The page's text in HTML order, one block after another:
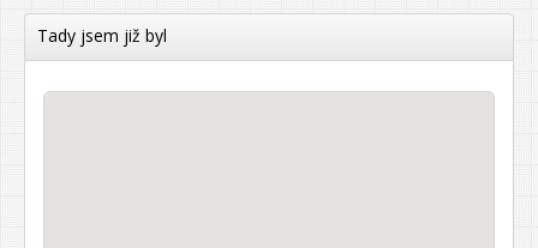
Tady jsem již byl